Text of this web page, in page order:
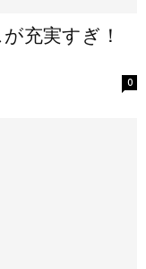
充実すぎ！
0